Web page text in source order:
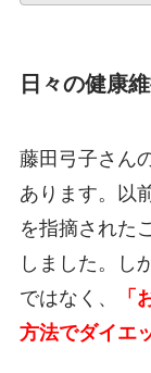
日々の健康
藤田弓子さん
あります。以
を指摘された
しました。し
ではなく、
「
方法でダイエ